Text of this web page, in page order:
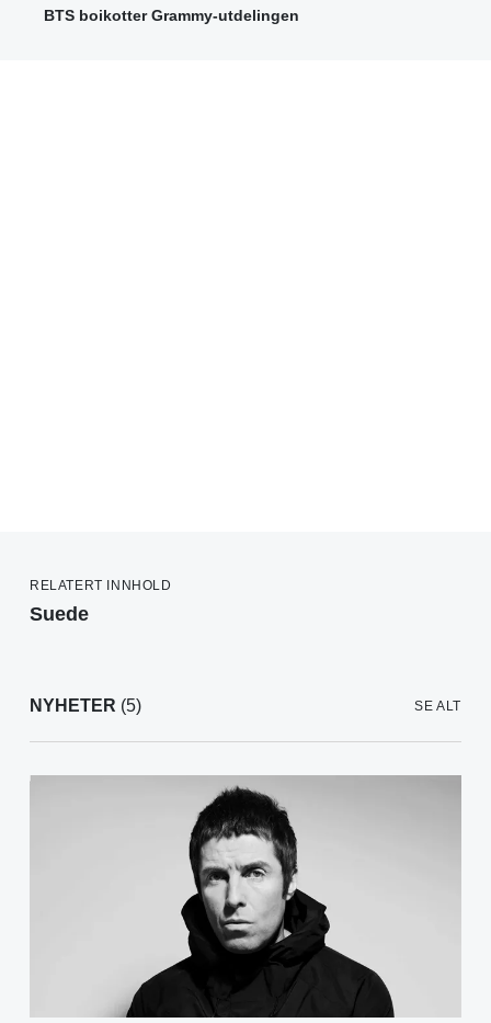
BTS boikotter Grammy-utdelingen
RELATERT INNHOLD
Suede
NYHETER (5) SE ALT